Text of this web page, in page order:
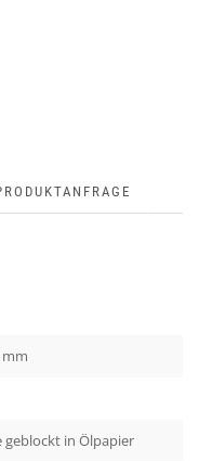
mm
geblockt in Ölpapier